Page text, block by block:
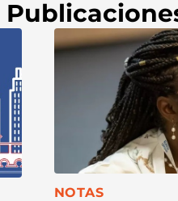
CATEGORÍA:
NOTAS